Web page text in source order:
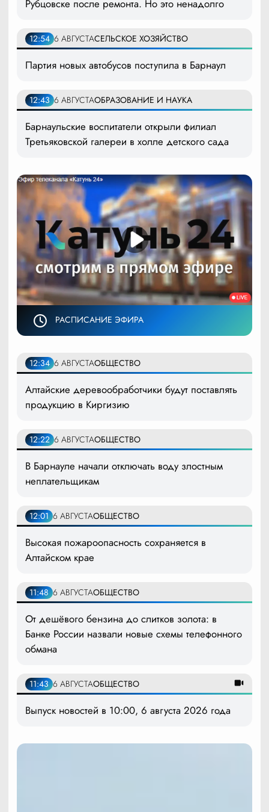
Рубцовске после ремонта. Но это ненадолго
12:54 6 АВГУСТАСЕЛЬСКОЕ ХОЗЯЙСТВО
Партия новых автобусов поступила в Барнаул
12:43 6 АВГУСТАОБРАЗОВАНИЕ И НАУКА
Барнаульские воспитатели открыли филиал
Третьяковской галереи в холле детского сада
РАСПИСАНИЕ ЭФИРА
12:34 6 АВГУСТАОБЩЕСТВО
Алтайские деревообработчики будут поставлять
продукцию в Киргизию
12:22 6 АВГУСТАОБЩЕСТВО
В Барнауле начали отключать воду злостным
неплательщикам
12:01 6 АВГУСТАОБЩЕСТВО
Высокая пожароопасность сохраняется в
Алтайском крае
11:48 6 АВГУСТАОБЩЕСТВО
От дешёвого бензина до слитков золота: в
Банке России назвали новые схемы телефонного
обмана
11:43 6 АВГУСТАОБЩЕСТВО
Выпуск новостей в 10:00, 6 августа 2026 года